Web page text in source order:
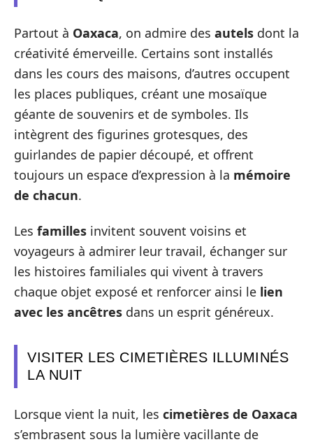
Partout à Oaxaca, on admire des autels dont la
créativité émerveille. Certains sont installés
dans les cours des maisons, d’autres occupent
les places publiques, créant une mosaïque
géante de souvenirs et de symboles. Ils
intègrent des figurines grotesques, des
guirlandes de papier découpé, et offrent
toujours un espace d’expression à la mémoire
de chacun.
Les familles invitent souvent voisins et
voyageurs à admirer leur travail, échanger sur
les histoires familiales qui vivent à travers
chaque objet exposé et renforcer ainsi le lien
avec les ancêtres dans un esprit généreux.
VISITER LES CIMETIÈRES ILLUMINÉS
LA NUIT
Lorsque vient la nuit, les cimetières de Oaxaca
s’embrasent sous la lumière vacillante de